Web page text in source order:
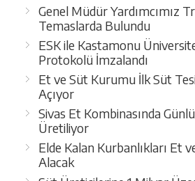
Genel Müdür Yardımcımız
Temaslarda Bulundu
ESK ile Kastamonu
Protokolü İmzalandı
Et ve Süt Kurumu İlk Süt
Açıyor
Sivas Et Kombinasında
Üretiliyor
Elde Kalan Kurbanlıkları Et
Alacak